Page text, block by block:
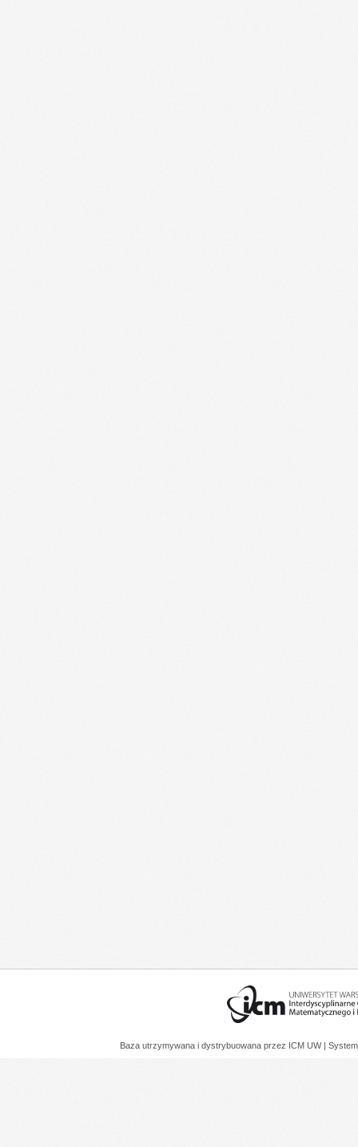
Baza utrzymywana i dystrybuowana przez ICM UW |